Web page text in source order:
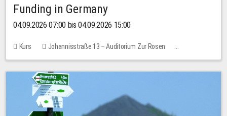
Funding in Germany
04.09.2026 07:00 bis 04.09.2026 15:00
Kurs
Johannisstraße 13 – Auditorium Zur Rosen
Keine freien Plätze